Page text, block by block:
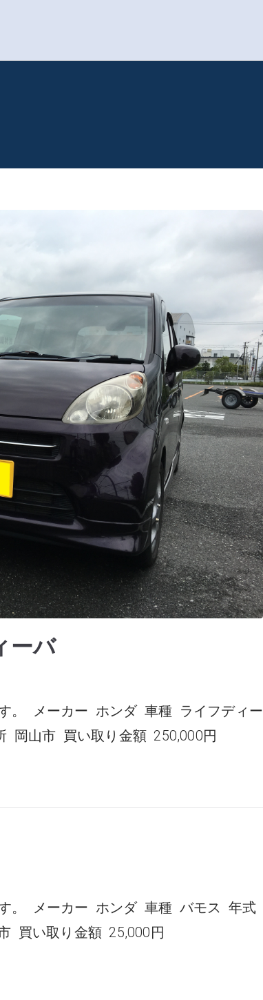
ーバ
。 メーカー ホンダ 車種 ライフディー
岡山市 買い取り金額 250,000円
。 メーカー ホンダ 車種 バモス 年式
買い取り金額 25,000円